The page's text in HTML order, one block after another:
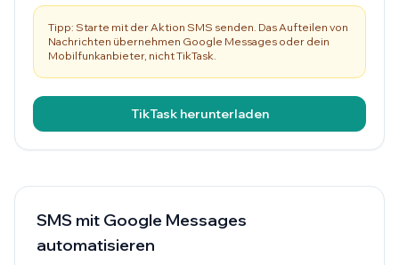
Tipp: Starte mit der Aktion SMS senden. Das Aufteilen von
Nachrichten übernehmen Google Messages oder dein
Mobilfunkanbieter, nicht TikTask.
TikTask herunterladen
SMS mit Google Messages
automatisieren